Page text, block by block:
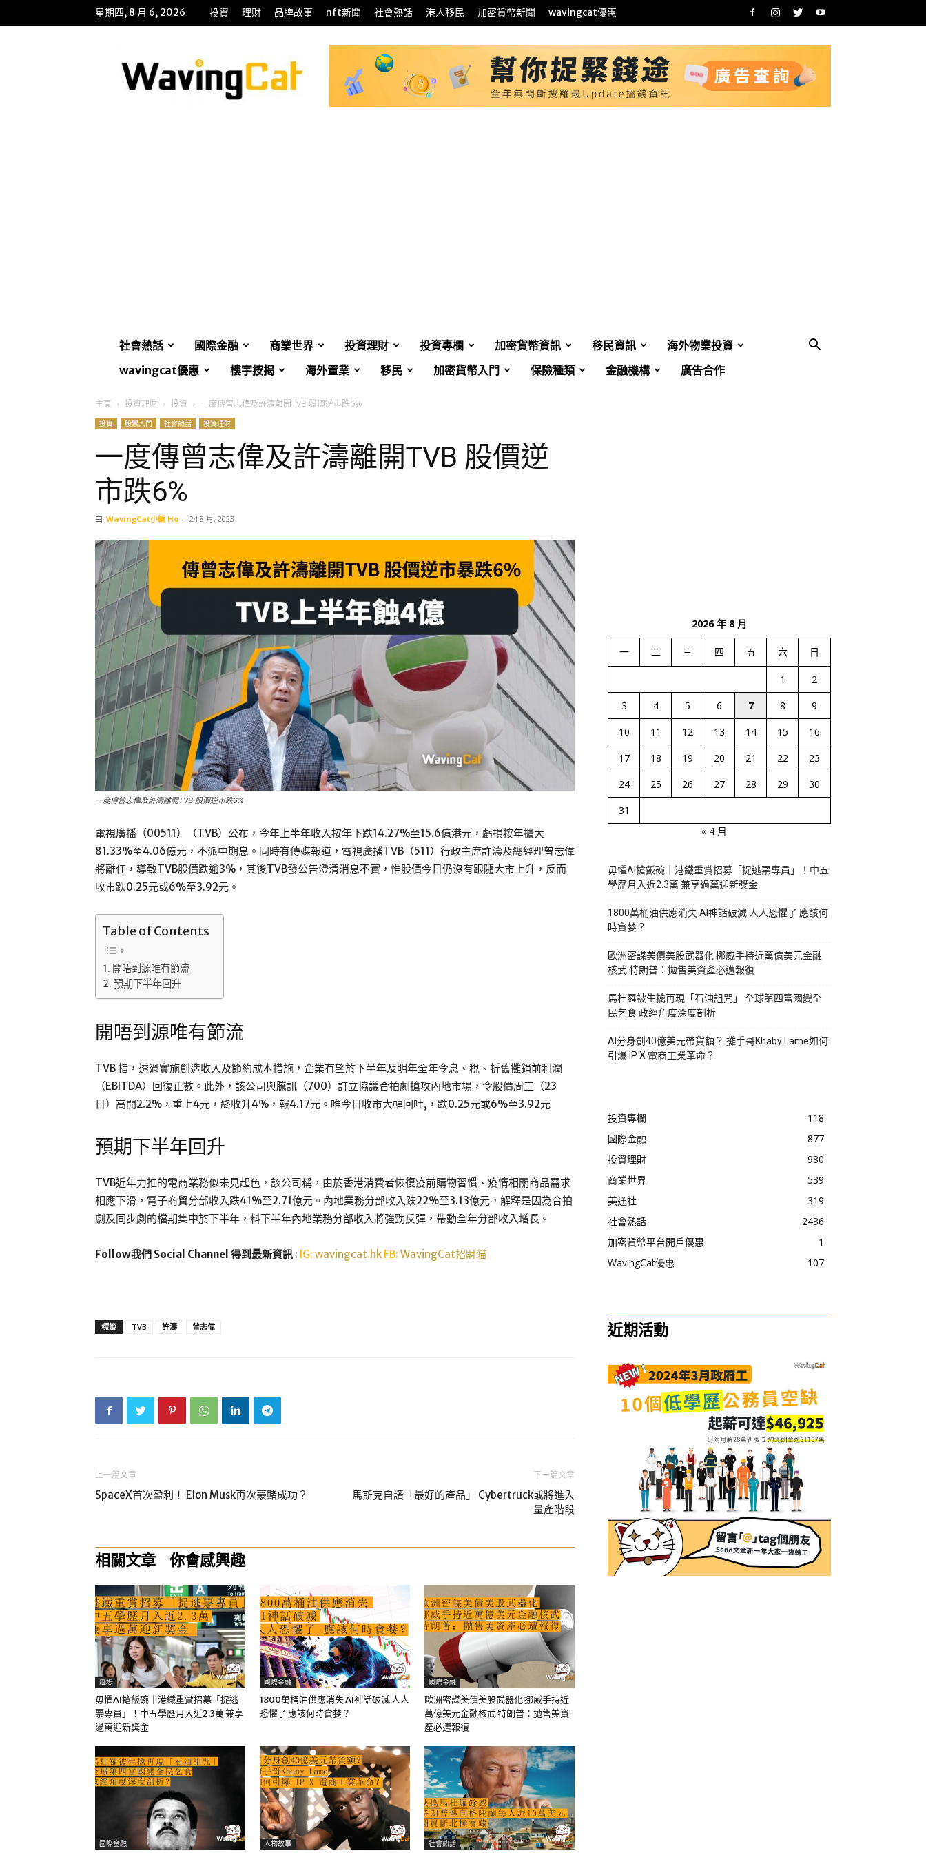
星期四, 8 月 6, 2026 投資 理財 品牌故事 nft新聞 社會熱話 港人移民 加密貨幣新聞 wavingcat優惠
招
財
貓
社會熱話 國際金融 商業世界 投資理財 投資專欄 加密貨幣資訊 移民資訊
海外物業投資
wavingcat優惠
樓宇按揭 海外置業 移民 加密貨幣入門 保險種類 金融機構 廣告合作
主頁 投資理財 投資 一度傳曾志偉及許濤離開TVB 股價逆市跌6%
投資 股票入門 社會熱話 投資理財
一度傳曾志偉及許濤離開TVB 股價逆
市跌6%
由 WavingCat小編 Ho - 24 8 月, 2023
一度傳曾志偉及許濤離開TVB 股價逆市跌6%
電視廣播（00511）（TVB）公布，今年上半年收入按年下跌14.27%至15.6億港元，虧損按年擴大
81.33%至4.06億元，不派中期息。同時有傳媒報道，電視廣播TVB（511）行政主席許濤及總經理曾志偉
將離任，導致TVB股價跌逾3%，其後TVB發公告澄清消息不實，惟股價今日仍沒有跟隨大市上升，反而
收市跌0.25元或6%至3.92元。
Table of Contents
開唔到源唯有節流
預期下半年回升
開唔到源唯有節流
TVB 指，透過實施創造收入及節約成本措施，企業有望於下半年及明年全年令息、稅、折舊攤銷前利潤
（EBITDA）回復正數。此外，該公司與騰訊（700）訂立協議合拍劇搶攻內地市場，令股價周三（23
日）高開2.2%，重上4元，終收升4%，報4.17元。唯今日收市大幅回吐,，跌0.25元或6%至3.92元
預期下半年回升
TVB近年力推的電商業務似未見起色，該公司稱，由於香港消費者恢復疫前購物習慣、疫情相關商品需求
相應下滑，電子商貿分部收入跌41%至2.71億元。內地業務分部收入跌22%至3.13億元，解釋是因為合拍
劇及同步劇的檔期集中於下半年，料下半年內地業務分部收入將強勁反彈，帶動全年分部收入增長。
Follow我們 Social Channel 得到最新資訊 : IG: wavingcat.hkFB: WavingCat招財貓
標籤 TVB 許濤 曾志偉
上一篇文章
SpaceX首次盈利！ Elon Musk再次豪賭成功？
下一篇文章
馬斯克自讚「最好的產品」 Cybertruck或將進入
量產階段
相關文章 你會感興趣
職場
毋懼AI搶飯碗｜港鐵重賞招募「捉逃
票專員」！中五學歷月入近2.3萬 兼享
過萬迎新獎金
國際金融
1800萬桶油供應消失 AI神話破滅 人人
恐懼了 應該何時貪婪？
國際金融
歐洲密謀美債美股武器化 挪威手持近
萬億美元金融核武 特朗普：拋售美資
產必遭報復
國際金融 人物故事 社會熱話
2026 年 8 月
一 二 三 四 五 六 日
1
2
3
4 5 6 7 8
9
10
11 12 13 14 15
16
17
18 19 20 21 22
23
24
25 26 27 28 29
30
31
« 4 月
毋懼AI搶飯碗｜港鐵重賞招募「捉逃票專員」！中五
學歷月入近2.3萬 兼享過萬迎新獎金
1800萬桶油供應消失 AI神話破滅 人人恐懼了 應該何
時貪婪？
歐洲密謀美債美股武器化 挪威手持近萬億美元金融
核武 特朗普：拋售美資產必遭報復
馬杜羅被生擒再現「石油詛咒」 全球第四富國變全
民乞食 政經角度深度剖析
AI分身創40億美元帶貨額？ 攤手哥Khaby Lame如何
引爆 IP X 電商工業革命？
投資專欄
118
國際金融
877
投資理財
980
商業世界
539
美通社
319
社會熱話
2436
加密貨幣平台開戶優惠
1
WavingCat優惠
107
近期活動